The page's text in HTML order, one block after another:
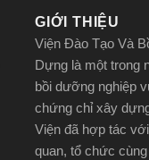
GIỚI THIỆU
Viện Đào Tạo Và
Dựng là một trong
bồi dưỡng nghiệp
chứng chỉ xây
Viện đã hợp tác
quan, tổ chức